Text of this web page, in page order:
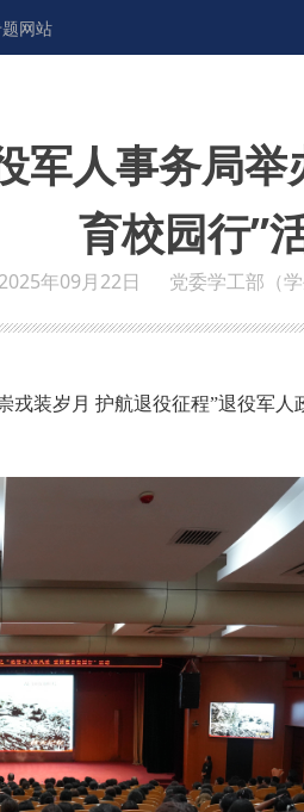
网站
军人事务局
育校园行”
2025年09月22日 党委学工部（
戎装岁月 护航退役征程”退役军人